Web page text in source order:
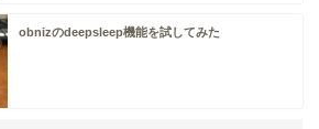
obnizのdeepsleep機能を試してみた